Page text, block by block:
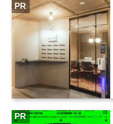
PR
PR